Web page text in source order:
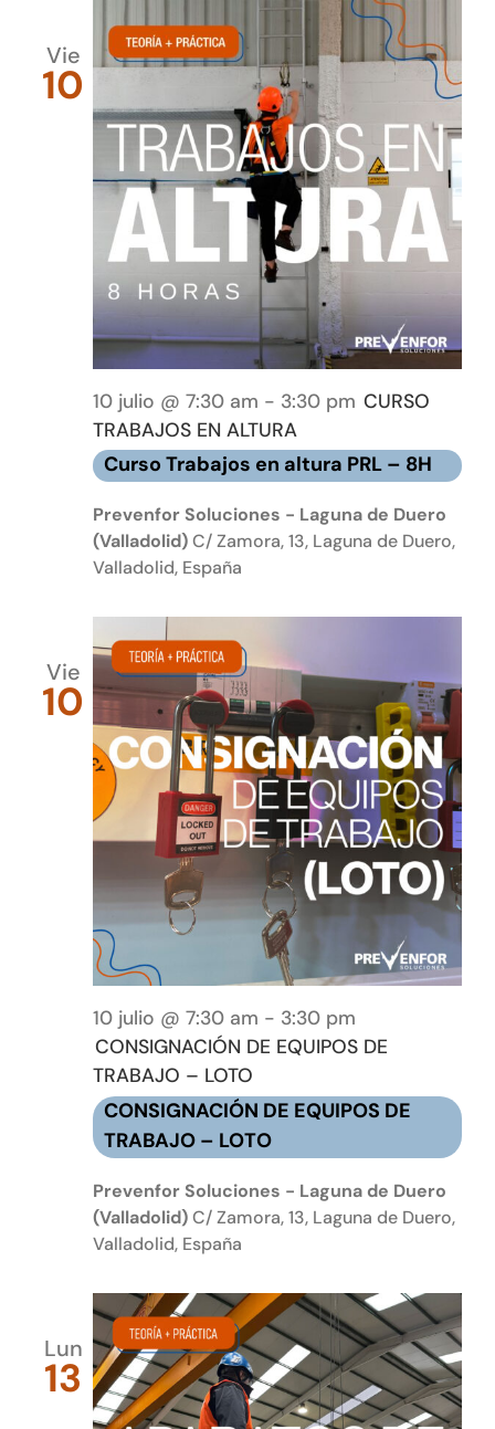
Vie
10
10 julio @ 7:30 am - 3:30 pm CURSO
TRABAJOS EN ALTURA
Curso Trabajos en altura PRL – 8H
Prevenfor Soluciones - Laguna de Duero
(Valladolid)C/ Zamora, 13, Laguna de Duero,
Valladolid, España
Vie
10
10 julio @ 7:30 am - 3:30 pm
CONSIGNACIÓN DE EQUIPOS DE
TRABAJO – LOTO
CONSIGNACIÓN DE EQUIPOS DE
TRABAJO – LOTO
Prevenfor Soluciones - Laguna de Duero
(Valladolid)C/ Zamora, 13, Laguna de Duero,
Valladolid, España
Lun
13